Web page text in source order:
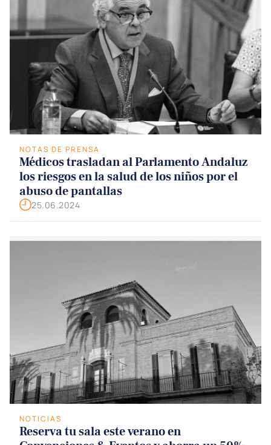
NOTAS DE PRENSA
Médicos trasladan al Parlamento Andaluz
los riesgos en la salud de los niños por el
abuso de pantallas
25.06.2024
NOTICIAS
Reserva tu sala este verano en